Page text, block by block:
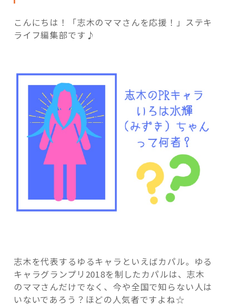
これからの暮らし 住み替え相談
記事検索
い
ろ
輝
（み
者？”
の
こんにちは！「志木のママさんを応援！」ステキ
ライフ編集部です♪
志木を代表するゆるキャラといえばカパル。ゆる
キャラグランプリ2018を制したカパルは、志木
のママさんだけでなく、今や全国で知らない人は
いないであろう？ほどの人気者ですよね☆